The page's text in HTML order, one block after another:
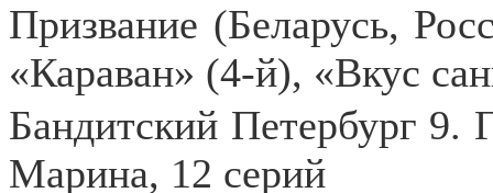
Призвание (Беларусь,
«Караван» (4-й), «Вкус
Бандитский Петербург 9.
Марина, 12 серий